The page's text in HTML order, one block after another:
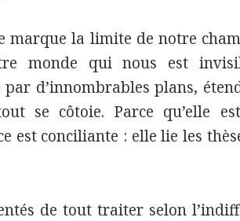
marque la limite de notre
monde qui nous est
d’innombrables plans,
se côtoie. Parce qu’elle
est conciliante : elle lie les
de tout traiter selon